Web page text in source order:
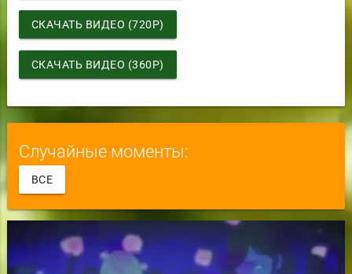
СКАЧАТЬ ВИДЕО (720P)
СКАЧАТЬ ВИДЕО (360P)
Случайные моменты:
ВСЕ